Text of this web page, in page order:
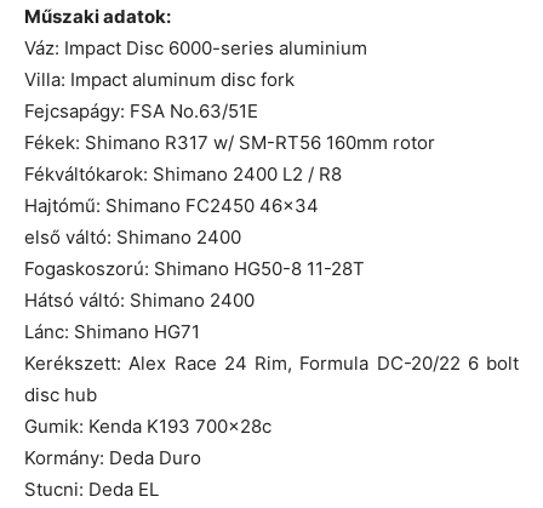
Műszaki adatok:
Váz: Impact Disc 6000-series aluminium
Villa: Impact aluminum disc fork
Fejcsapágy: FSA No.63/51E
Fékek: Shimano R317 w/ SM-RT56 160mm rotor
Fékváltókarok: Shimano 2400 L2 / R8
Hajtómű: Shimano FC2450 46×34
első váltó: Shimano 2400
Fogaskoszorú: Shimano HG50-8 11-28T
Hátsó váltó: Shimano 2400
Lánc: Shimano HG71
Kerékszett: Alex Race 24 Rim, Formula DC-20/22 6 bolt
disc hub
Gumik: Kenda K193 700x28c
Kormány: Deda Duro
Stucni: Deda EL